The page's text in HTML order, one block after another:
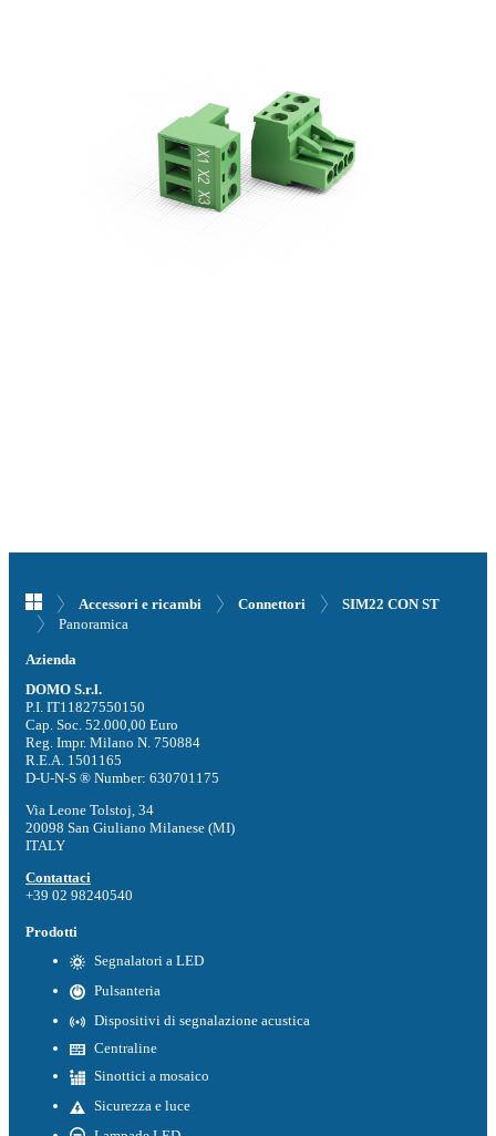
Accessori e ricambi Connettori
SIM22 CON ST
Panoramica
Azienda
DOMO S.r.l.
P.I. IT11827550150
Cap. Soc. 52.000,00 Euro
Reg. Impr. Milano N. 750884
R.E.A. 1501165
D-U-N-S ® Number: 630701175
Via Leone Tolstoj, 34
20098 San Giuliano Milanese (MI)
ITALY
Contattaci
+39 02 98240540
Prodotti
Segnalatori a LED
Pulsanteria
Dispositivi di segnalazione acustica
Centraline
Sinottici a mosaico
Sicurezza e luce